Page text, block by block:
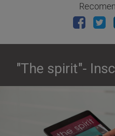
"The spirit"-